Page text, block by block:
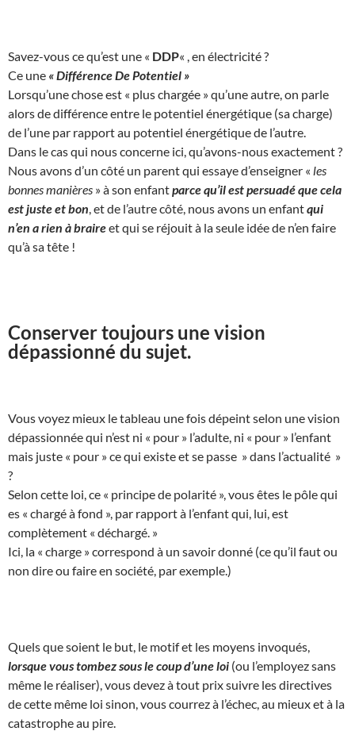
Savez-vous ce qu’est une « DDP« , en électricité ?
Ce une « Différence De Potentiel »
Lorsqu’une chose est « plus chargée » qu’une autre, on parle
alors de différence entre le potentiel énergétique (sa charge)
de l’une par rapport au potentiel énergétique de l’autre.
Dans le cas qui nous concerne ici, qu’avons-nous exactement ?
Nous avons d’un côté un parent qui essaye d’enseigner « les
bonnes manières » à son enfantparce qu’il est persuadé que cela
est juste et bon , et de l’autre côté, nous avons un enfantqui
n’en a rien à braireet qui se réjouit à la seule idée de n’en faire
qu’à sa tête !
Conserver toujours une vision
dépassionné du sujet.
Vous voyez mieux le tableau une fois dépeint selon une vision
dépassionnée qui n’est ni « pour » l’adulte, ni « pour » l’enfant
mais juste « pour » ce qui existe et se passe » dans l’actualité »
?
Selon cette loi, ce « principe de polarité », vous êtes le pôle qui
es « chargé à fond », par rapport à l’enfant qui, lui, est
complètement « déchargé. »
Ici, la « charge » correspond à un savoir donné (ce qu’il faut ou
non dire ou faire en société, par exemple.)
Quels que soient le but, le motif et les moyens invoqués,
lorsque vous tombez sous le coup d’une loi (ou l’employez sans
même le réaliser), vous devez à tout prix suivre les directives
de cette même loi sinon, vous courrez à l’échec, au mieux et à la
catastrophe au pire.